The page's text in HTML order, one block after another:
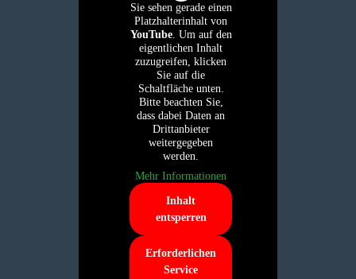
Sie sehen gerade einen
Platzhalterinhalt von
YouTube. Um auf den
eigentlichen Inhalt
zuzugreifen, klicken
Sie auf die
Schaltfläche unten.
Bitte beachten Sie,
dass dabei Daten an
Drittanbieter
weitergegeben
werden.
Mehr Informationen
Inhalt
entsperren
Erforderlichen
Service